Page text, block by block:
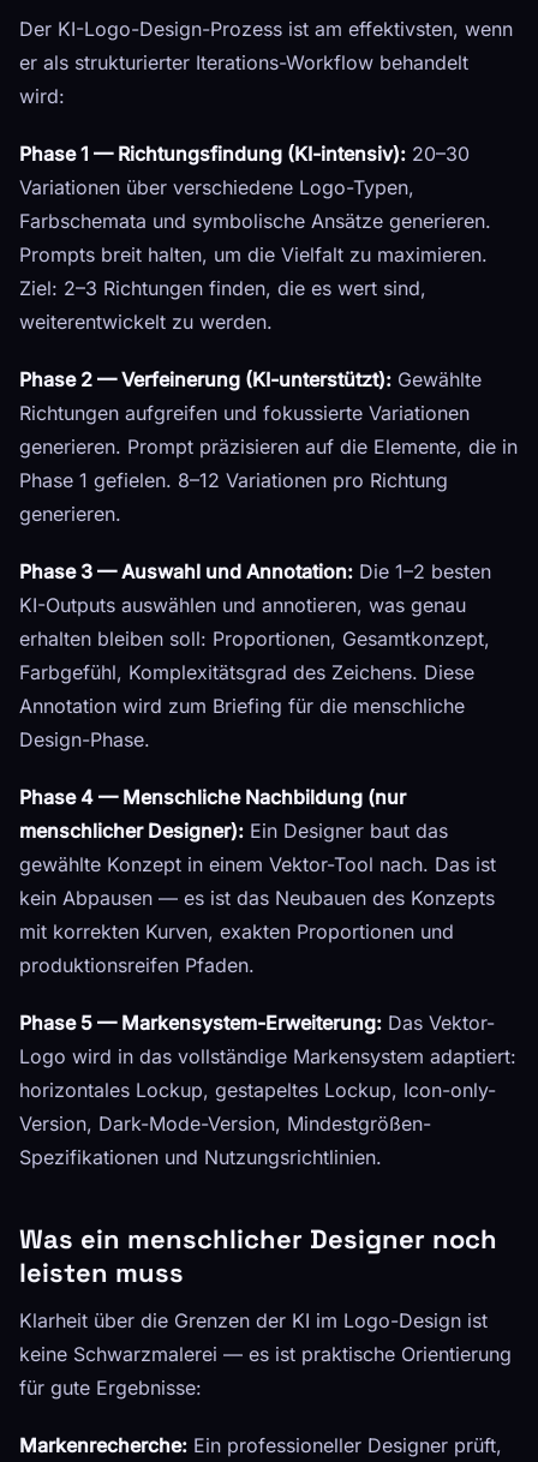
Der KI-Logo-Design-Prozess ist am effektivsten, wenn
er als strukturierter Iterations-Workflow behandelt
wird:
Phase 1 — Richtungsfindung (KI-intensiv): 20–30
Variationen über verschiedene Logo-Typen,
Farbschemata und symbolische Ansätze generieren.
Prompts breit halten, um die Vielfalt zu maximieren.
Ziel: 2–3 Richtungen finden, die es wert sind,
weiterentwickelt zu werden.
Phase 2 — Verfeinerung (KI-unterstützt): Gewählte
Richtungen aufgreifen und fokussierte Variationen
generieren. Prompt präzisieren auf die Elemente, die in
Phase 1 gefielen. 8–12 Variationen pro Richtung
generieren.
Phase 3 — Auswahl und Annotation: Die 1–2 besten
KI-Outputs auswählen und annotieren, was genau
erhalten bleiben soll: Proportionen, Gesamtkonzept,
Farbgefühl, Komplexitätsgrad des Zeichens. Diese
Annotation wird zum Briefing für die menschliche
Design-Phase.
Phase 4 — Menschliche Nachbildung (nur
menschlicher Designer): Ein Designer baut das
gewählte Konzept in einem Vektor-Tool nach. Das ist
kein Abpausen — es ist das Neubauen des Konzepts
mit korrekten Kurven, exakten Proportionen und
produktionsreifen Pfaden.
Phase 5 — Markensystem-Erweiterung: Das Vektor-
Logo wird in das vollständige Markensystem adaptiert:
horizontales Lockup, gestapeltes Lockup, Icon-only-
Version, Dark-Mode-Version, Mindestgrößen-
Spezifikationen und Nutzungsrichtlinien.
Was ein menschlicher Designer noch
leisten muss
Klarheit über die Grenzen der KI im Logo-Design ist
keine Schwarzmalerei — es ist praktische Orientierung
für gute Ergebnisse:
Markenrecherche: Ein professioneller Designer prüft,